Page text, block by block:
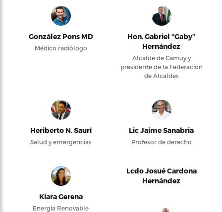
González Pons MD
Médico radiólogo
Hon. Gabriel “Gaby”
Hernández
Alcalde de Camuy y
presidente de la Federación
de Alcaldes
Heriberto N. Saurí
Salud y emergencias
Lic Jaime Sanabria
Profesor de derecho
Kiara Gerena
Energía Renovable
Lcdo Josué Cardona
Hernández